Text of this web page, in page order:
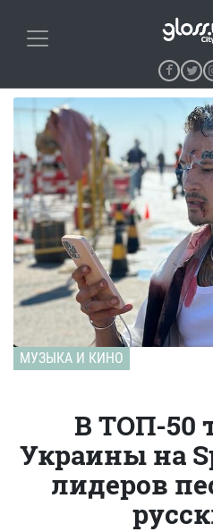
МУЗЫКА И КИНО
В ТОП-50
Украины на
лидеров